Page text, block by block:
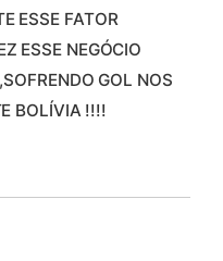
ESSE FATOR
ESSE NEGÓCIO
GOL NOS
BOLÍVIA !!!!